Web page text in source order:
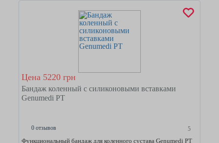
Цена 5220 грн
Бандаж коленный с силиконовыми вставками
Genumedi PT
0 отзывов 5
Функциональный бандаж для коленного сустава Genumedi PT